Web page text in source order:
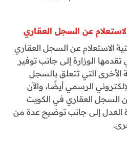
عن السجل العقاري
الاستعلام عن السجل العقاري
الوزارة إلى جانب توفير
الأخرى التي تتعلق بالسجل
الرسمي أيضًا، والآن
السجل العقاري في الكويت
العدل إلى جانب توضيح عدة من